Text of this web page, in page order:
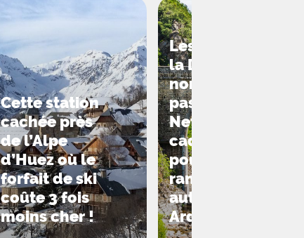
Cette station
cachée près
de l’Alpe
d’Huez où le
forfait de ski
coûte 3 fois
moins cher !
Les Gorges de
la Daronne :
non, ce n’est
pas un film
Netflix, mais le
cadre idéal
pour une
randonnée
automnale en
Ardèche